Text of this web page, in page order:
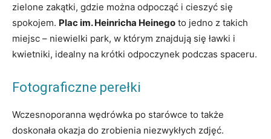
zielone zakątki, gdzie można odpocząć i cieszyć się
spokojem. Plac im. Heinricha Heinego to jedno z takich
miejsc – niewielki park, w którym znajdują się ławki i
kwietniki, idealny na krótki odpoczynek podczas spaceru.
Fotograficzne perełki
Wczesnoporanna wędrówka po starówce to także
doskonała okazja do zrobienia niezwykłych zdjęć.